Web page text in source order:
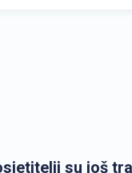
su još